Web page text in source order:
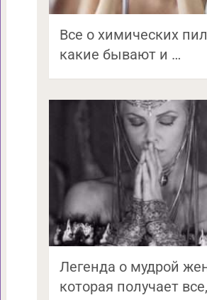
Все о химических
какие бывают и …
Легенда о мудрой
которая получает